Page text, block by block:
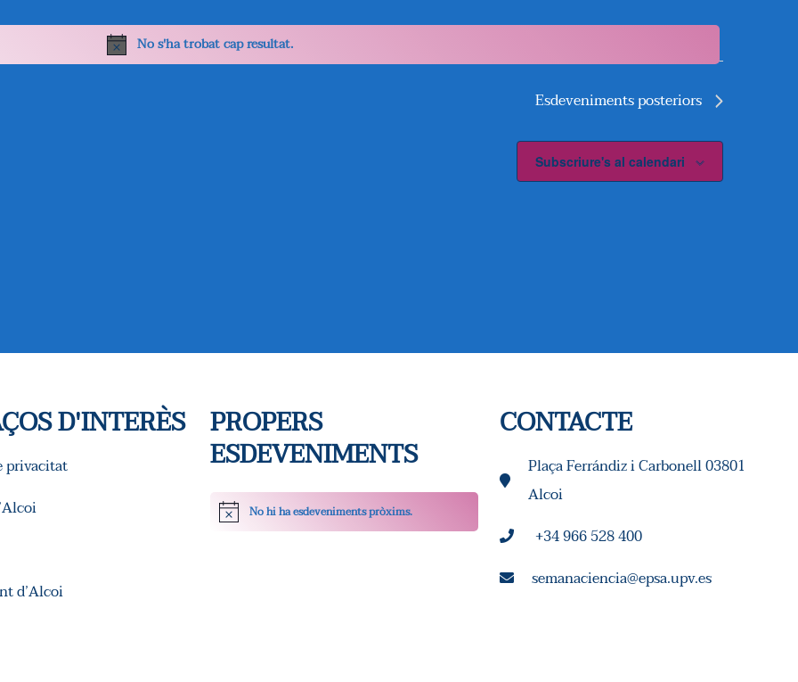
Avís
No s'ha trobat cap resultat. G
A
C
I
Ó
S
L
T
A
Esdevenimentsposteriors
Subscriure's al calendari
D'INTERÈS
privacitat
d’Alcoi
PROPERS
ESDEVENIMENTS
Avís No hi ha esdeveniments pròxims.
CONTACTE
Plaça Ferrándiz i Carbonell 03801
Alcoi
+34 966 528 400
semanaciencia@epsa.upv.es